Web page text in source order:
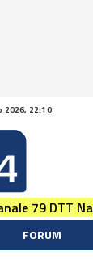
2026, 22:10
79 DTT
FORUM